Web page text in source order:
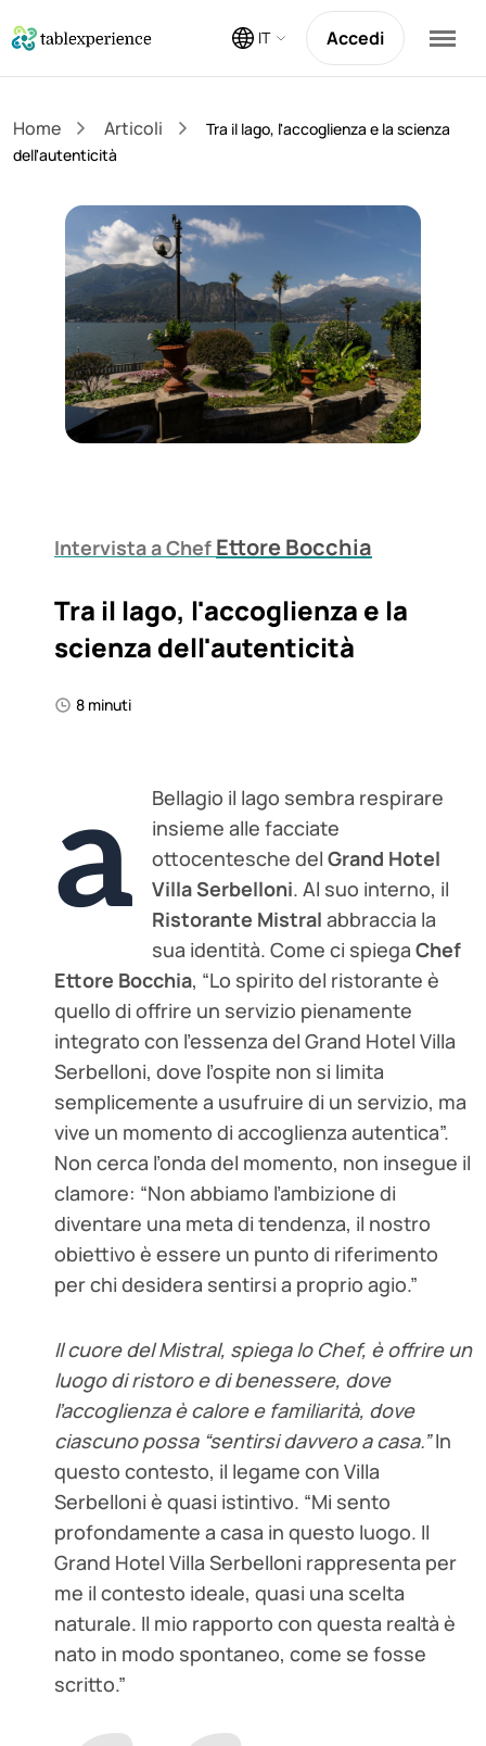
IT Accedi
Home Articoli
Tra il lago, l'accoglienza e la scienza
dell'autenticità
Intervista a Chef Ettore Bocchia
Tra il lago, l'accoglienza e la
scienza dell'autenticità
8 minuti
a
Bellagio il lago sembra respirare
insieme alle facciate
ottocentesche delGrand Hotel
Villa Serbelloni. Al suo interno, il
Ristorante Mistralabbraccia la
sua identità. Come ci spiegaChef
Ettore Bocchia, “Lo spirito del ristorante è
quello di offrire un servizio pienamente
integrato con l’essenza del Grand Hotel Villa
Serbelloni, dove l’ospite non si limita
semplicemente a usufruire di un servizio, ma
vive un momento di accoglienza autentica”.
Non cerca l’onda del momento, non insegue il
clamore: “Non abbiamo l’ambizione di
diventare una meta di tendenza, il nostro
obiettivo è essere un punto di riferimento
per chi desidera sentirsi a proprio agio.”
Il cuore del Mistral, spiega lo Chef, è offrire un
luogo di ristoro e di benessere, dove
l’accoglienza è calore e familiarità, dove
ciascuno possa “sentirsi davvero a casa.”In
questo contesto, il legame con Villa
Serbelloni è quasi istintivo. “Mi sento
profondamente a casa in questo luogo. Il
Grand Hotel Villa Serbelloni rappresenta per
me il contesto ideale, quasi una scelta
naturale. Il mio rapporto con questa realtà è
nato in modo spontaneo, come se fosse
scritto.”